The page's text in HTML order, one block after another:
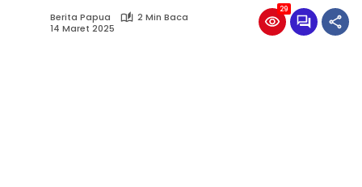
Berita Papua
2 Min Baca
14 Maret 2025
29